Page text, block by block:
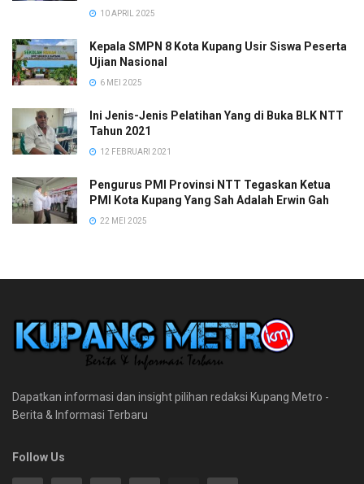
10 APRIL 2025
Kepala SMPN 8 Kota Kupang Usir Siswa Peserta
Ujian Nasional
6 MEI 2025
Ini Jenis-Jenis Pelatihan Yang di Buka BLK NTT
Tahun 2021
12 FEBRUARI 2021
Pengurus PMI Provinsi NTT Tegaskan Ketua
PMI Kota Kupang Yang Sah Adalah Erwin Gah
22 MEI 2025
Dapatkan informasi dan insight pilihan redaksi Kupang Metro -
Berita & Informasi Terbaru
Follow Us